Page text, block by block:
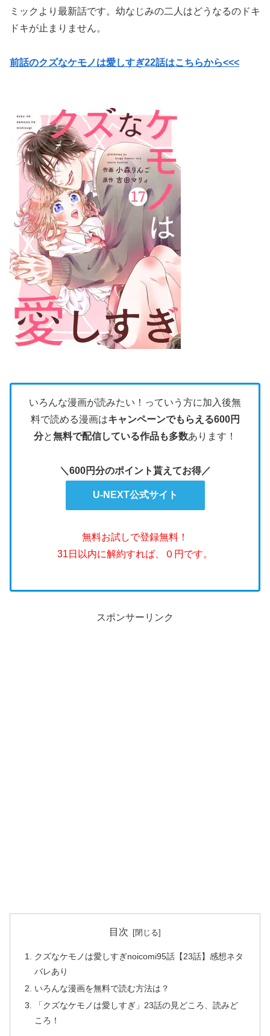
ミックより最新話です。幼なじみの二人はどうなるのドキ
ドキが止まりません。
前話のクズなケモノは愛しすぎ22話はこちらから<<<
いろんな漫画が読みたい！っていう方に加入後無
料で読める漫画はキャンペーンでもらえる600円
分と無料で配信している作品も多数あります！
＼600円分のポイント貰えてお得／
U-NEXT公式サイト
無料お試しで登録無料！
31日以内に解約すれば、０円です。
スポンサーリンク
目次
クズなケモノは愛しすぎnoicomi95話【23話】感想ネタ
バレあり
いろんな漫画を無料で読む方法は？
「クズなケモノは愛しすぎ」23話の見どころ、読みど
ころ！